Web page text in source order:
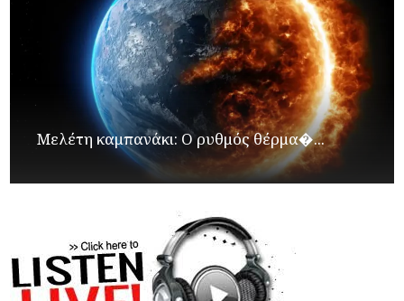
Μελέτη καμπανάκι: Ο ρυθμός θέρμα�...